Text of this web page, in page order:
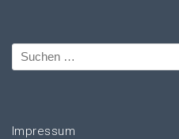
Suchen
nach:
Impressum